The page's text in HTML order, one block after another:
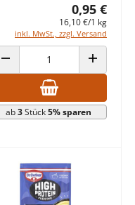
0,95 €
16,10 €/1 kg
inkl. MwSt., zzgl. Versand
ANZAHL VERRINGERN ANZAHL
ab3Stück5% sparen